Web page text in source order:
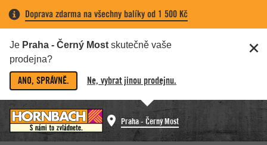
Doprava zdarma na všechny balíky od 1 500 Kč
Je Praha - Černý Most skutečně vaše
prodejna?
ANO, SPRÁVNĚ. Ne, vybrat jinou prodejnu.
Praha - Černý Most